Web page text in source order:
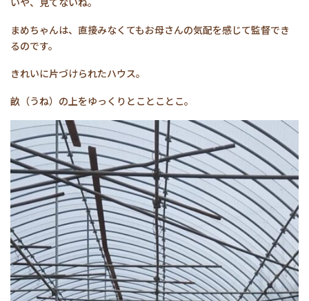
まめちゃんは、直接みなくてもお母さんの気配を感じて監督でき
るのです。
きれいに片づけられたハウス。
畝（うね）の上をゆっくりとことことこ。